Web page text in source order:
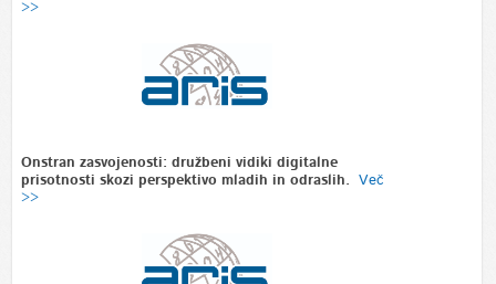
>>
Onstran zasvojenosti: družbeni vidiki digitalne
prisotnosti skozi perspektivo mladih in odraslih.
Več
>>